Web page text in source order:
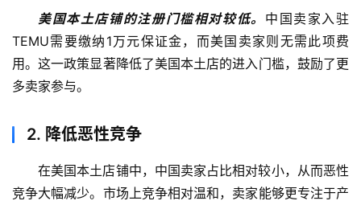
美国本土店铺的注册门槛相对较低。 中国卖家入驻
TEMU需要缴纳1万元保证金，而美国卖家则无需此项费
用。这一政策显著降低了美国本土店的进入门槛，鼓励了更
多卖家参与。
2. 降低恶性竞争
在美国本土店铺中，中国卖家占比相对较小，从而恶性
竞争大幅减少。市场上竞争相对温和，卖家能够更专注于产